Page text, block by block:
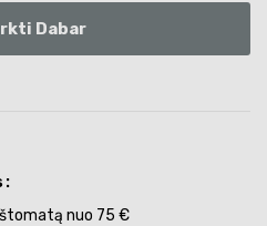
Dabar
nuo 75 €